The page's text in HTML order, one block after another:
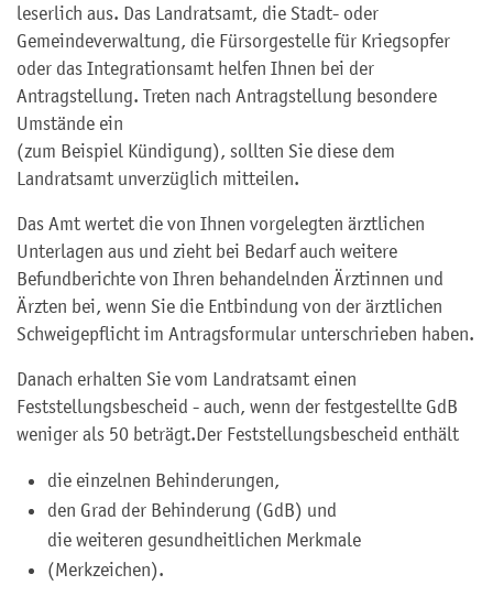
leserlich aus. Das Landratsamt, die Stadt- oder
Gemeindeverwaltung, die Fürsorgestelle für Kriegsopfer
oder das Integrationsamt helfen Ihnen bei der
Antragstellung. Treten nach Antragstellung besondere
Umstände ein
(zum Beispiel Kündigung), sollten Sie diese dem
Landratsamt unverzüglich mitteilen.
Das Amt wertet die von Ihnen vorgelegten ärztlichen
Unterlagen aus und zieht bei Bedarf auch weitere
Befundberichte von Ihren behandelnden Ärztinnen und
Ärzten bei, wenn Sie die Entbindung von der ärztlichen
Schweigepflicht im Antragsformular unterschrieben haben.
Danach erhalten Sie vom Landratsamt einen
Feststellungsbescheid - auch, wenn der festgestellte GdB
weniger als 50 beträgt.Der Feststellungsbescheid enthält
die einzelnen Behinderungen,
den Grad der Behinderung (GdB) und
die weiteren gesundheitlichen Merkmale
(Merkzeichen).